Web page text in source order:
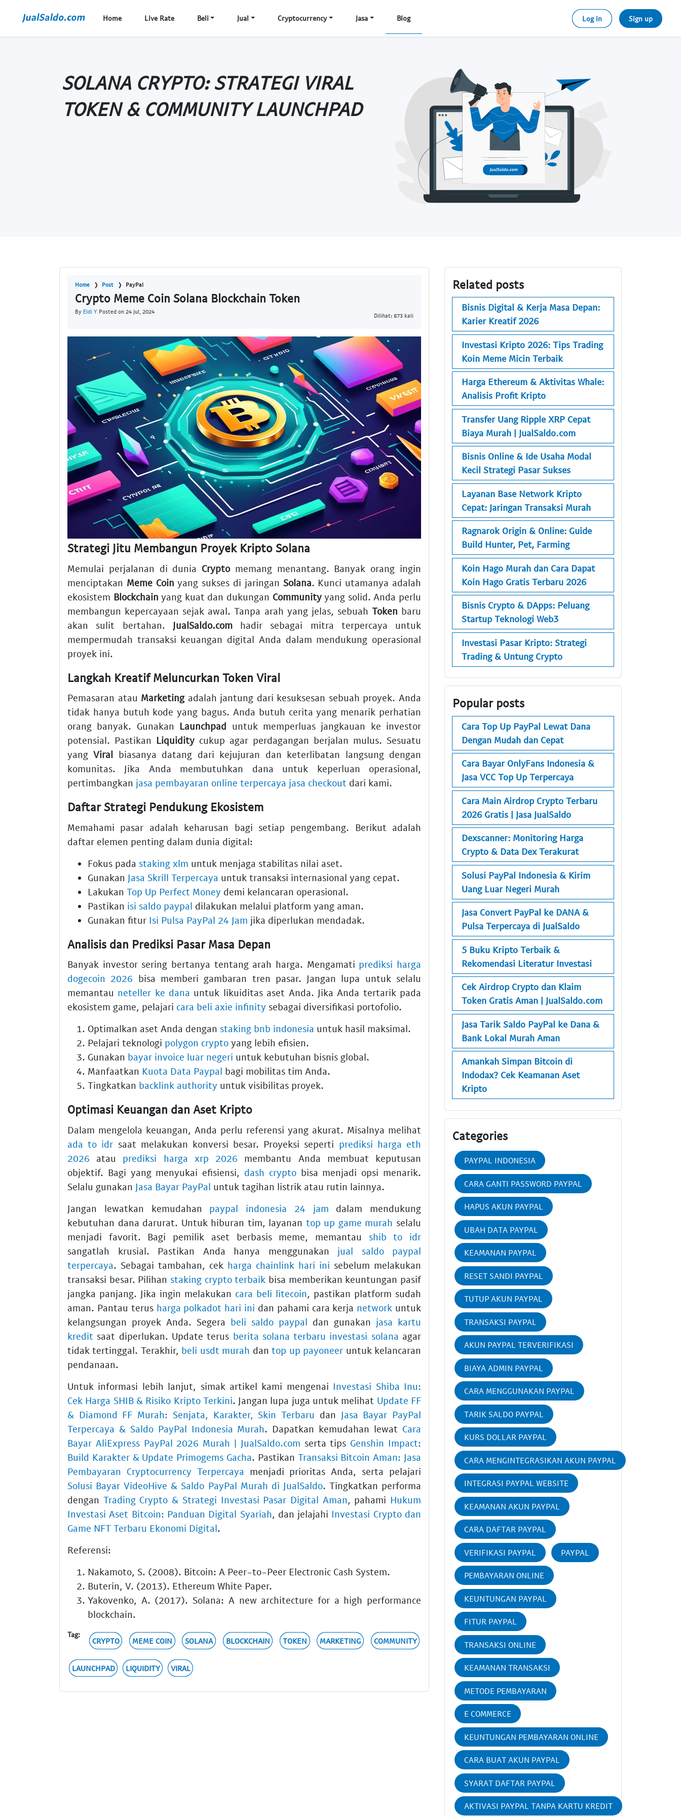
Home Live Rate Beli Jual Cryptocurrency Jasa Blog Log in Sign up
SOLANA CRYPTO: STRATEGI VIRAL
TOKEN & COMMUNITY LAUNCHPAD
Home Post PayPal
Crypto Meme Coin Solana Blockchain Token
By Eldi Y Posted on 24 Jul, 2024
Dilihat: 873 kali
Strategi Jitu Membangun Proyek Kripto Solana
Memulai perjalanan di dunia Cryptomemang menantang. Banyak orang ingin
menciptakan Meme Coin yang sukses di jaringan Solana. Kunci utamanya adalah
ekosistem Blockchain yang kuat dan dukungan Communityyang solid. Anda perlu
membangun kepercayaan sejak awal. Tanpa arah yang jelas, sebuah Token baru
akan sulit bertahan. JualSaldo.comhadir sebagai mitra terpercaya untuk
mempermudah transaksi keuangan digital Anda dalam mendukung operasional
proyek ini.
Langkah Kreatif Meluncurkan Token Viral
Pemasaran atau Marketingadalah jantung dari kesuksesan sebuah proyek. Anda
tidak hanya butuh kode yang bagus. Anda butuh cerita yang menarik perhatian
orang banyak. Gunakan Launchpad untuk memperluas jangkauan ke investor
potensial. Pastikan Liquidity cukup agar perdagangan berjalan mulus. Sesuatu
yangViral biasanya datang dari kejujuran dan keterlibatan langsung dengan
komunitas. Jika Anda membutuhkan dana untuk keperluan operasional,
pertimbangkan jasa pembayaran online terpercaya jasa checkout dari kami.
Daftar Strategi Pendukung Ekosistem
Memahami pasar adalah keharusan bagi setiap pengembang. Berikut adalah
daftar elemen penting dalam dunia digital:
Fokus pada staking xlm untuk menjaga stabilitas nilai aset.
Gunakan Jasa Skrill Terpercaya untuk transaksi internasional yang cepat.
Lakukan Top Up Perfect Money demi kelancaran operasional.
Pastikan isi saldo paypal dilakukan melalui platform yang aman.
Gunakan fitur Isi Pulsa PayPal 24 Jam jika diperlukan mendadak.
Analisis dan Prediksi Pasar Masa Depan
Banyak investor sering bertanya tentang arah harga. Mengamati prediksi harga
dogecoin 2026 bisa memberi gambaran tren pasar. Jangan lupa untuk selalu
memantau neteller ke dana untuk likuiditas aset Anda. Jika Anda tertarik pada
ekosistem game, pelajari cara beli axie infinity sebagai diversifikasi portofolio.
Optimalkan aset Anda dengan staking bnb indonesia untuk hasil maksimal.
Pelajari teknologi polygon crypto yang lebih efisien.
Gunakan bayar invoice luar negeri untuk kebutuhan bisnis global.
Manfaatkan Kuota Data Paypal bagi mobilitas tim Anda.
Tingkatkan backlink authority untuk visibilitas proyek.
Optimasi Keuangan dan Aset Kripto
Dalam mengelola keuangan, Anda perlu referensi yang akurat. Misalnya melihat
ada to idr saat melakukan konversi besar. Proyeksi seperti prediksi harga eth
2026 atau prediksi harga xrp 2026 membantu Anda membuat keputusan
objektif. Bagi yang menyukai efisiensi, dash cryptobisa menjadi opsi menarik.
Selalu gunakan Jasa Bayar PayPal untuk tagihan listrik atau rutin lainnya.
Jangan lewatkan kemudahan paypal indonesia 24 jam dalam mendukung
kebutuhan dana darurat. Untuk hiburan tim, layanan top up game murah selalu
menjadi favorit. Bagi pemilik aset berbasis meme, memantau shib to idr
sangatlah krusial. Pastikan Anda hanya menggunakan jual saldo paypal
terpercaya. Sebagai tambahan, cek harga chainlink hari ini sebelum melakukan
transaksi besar. Pilihan staking crypto terbaik bisa memberikan keuntungan pasif
jangka panjang. Jika ingin melakukan cara beli litecoin, pastikan platform sudah
aman. Pantau terus harga polkadot hari ini dan pahami cara kerja network untuk
kelangsungan proyek Anda. Segera beli saldo paypal dan gunakan jasa kartu
kredit saat diperlukan. Update terus berita solana terbaru investasi solana agar
tidak tertinggal. Terakhir, beli usdt murah dantop up payoneer untuk kelancaran
pendanaan.
Untuk informasi lebih lanjut, simak artikel kami mengenai Investasi Shiba Inu:
Cek Harga SHIB & Risiko Kripto Terkini. Jangan lupa juga untuk melihat Update FF
& Diamond FF Murah: Senjata, Karakter, Skin Terbaru dan Jasa Bayar PayPal
Terpercaya & Saldo PayPal Indonesia Murah. Dapatkan kemudahan lewat Cara
Bayar AliExpress PayPal 2026 Murah | JualSaldo.com serta tips Genshin Impact:
Build Karakter & Update Primogems Gacha. Pastikan Transaksi Bitcoin Aman: Jasa
Pembayaran Cryptocurrency Terpercaya menjadi prioritas Anda, serta pelajari
Solusi Bayar VideoHive & Saldo PayPal Murah di JualSaldo. Tingkatkan performa
dengan Trading Crypto & Strategi Investasi Pasar Digital Aman, pahami Hukum
Investasi Aset Bitcoin: Panduan Digital Syariah, dan jelajahi Investasi Crypto dan
Game NFT Terbaru Ekonomi Digital.
Referensi:
Nakamoto, S. (2008). Bitcoin: A Peer-to-Peer Electronic Cash System.
Buterin, V. (2013). Ethereum White Paper.
Yakovenko, A. (2017). Solana: A new architecture for a high performance
blockchain.
Tag:
CRYPTO MEME COIN SOLANA BLOCKCHAIN TOKEN MARKETING COMMUNITY
LAUNCHPAD LIQUIDITY VIRAL
Related posts
Bisnis Digital & Kerja Masa Depan:
Karier Kreatif 2026
Investasi Kripto 2026: Tips Trading
Koin Meme Micin Terbaik
Harga Ethereum & Aktivitas Whale:
Analisis Profit Kripto
Transfer Uang Ripple XRP Cepat
Biaya Murah | JualSaldo.com
Bisnis Online & Ide Usaha Modal
Kecil Strategi Pasar Sukses
Layanan Base Network Kripto
Cepat: Jaringan Transaksi Murah
Ragnarok Origin & Online: Guide
Build Hunter, Pet, Farming
Koin Hago Murah dan Cara Dapat
Koin Hago Gratis Terbaru 2026
Bisnis Crypto & DApps: Peluang
Startup Teknologi Web3
Investasi Pasar Kripto: Strategi
Trading & Untung Crypto
Popular posts
Cara Top Up PayPal Lewat Dana
Dengan Mudah dan Cepat
Cara Bayar OnlyFans Indonesia &
Jasa VCC Top Up Terpercaya
Cara Main Airdrop Crypto Terbaru
2026 Gratis | Jasa JualSaldo
Dexscanner: Monitoring Harga
Crypto & Data Dex Terakurat
Solusi PayPal Indonesia & Kirim
Uang Luar Negeri Murah
Jasa Convert PayPal ke DANA &
Pulsa Terpercaya di JualSaldo
5 Buku Kripto Terbaik &
Rekomendasi Literatur Investasi
Cek Airdrop Crypto dan Klaim
Token Gratis Aman | JualSaldo.com
Jasa Tarik Saldo PayPal ke Dana &
Bank Lokal Murah Aman
Amankah Simpan Bitcoin di
Indodax? Cek Keamanan Aset
Kripto
Categories
PAYPAL INDONESIA
CARA GANTI PASSWORD PAYPAL
HAPUS AKUN PAYPAL
UBAH DATA PAYPAL
KEAMANAN PAYPAL
RESET SANDI PAYPAL
TUTUP AKUN PAYPAL
TRANSAKSI PAYPAL
AKUN PAYPAL TERVERIFIKASI
BIAYA ADMIN PAYPAL
CARA MENGGUNAKAN PAYPAL
TARIK SALDO PAYPAL
KURS DOLLAR PAYPAL
CARA MENGINTEGRASIKAN AKUN PAYPAL
INTEGRASI PAYPAL WEBSITE
KEAMANAN AKUN PAYPAL
CARA DAFTAR PAYPAL
VERIFIKASI PAYPAL PAYPAL
PEMBAYARAN ONLINE
KEUNTUNGAN PAYPAL
FITUR PAYPAL
TRANSAKSI ONLINE
KEAMANAN TRANSAKSI
METODE PEMBAYARAN
E COMMERCE
KEUNTUNGAN PEMBAYARAN ONLINE
CARA BUAT AKUN PAYPAL
SYARAT DAFTAR PAYPAL
AKTIVASI PAYPAL TANPA KARTU KREDIT